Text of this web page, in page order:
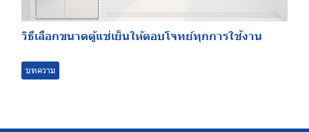
วิธีเลือกขนาดตู้แช่เย็นให้ตอบโจทย์ทุกการใช้งาน
บทความ